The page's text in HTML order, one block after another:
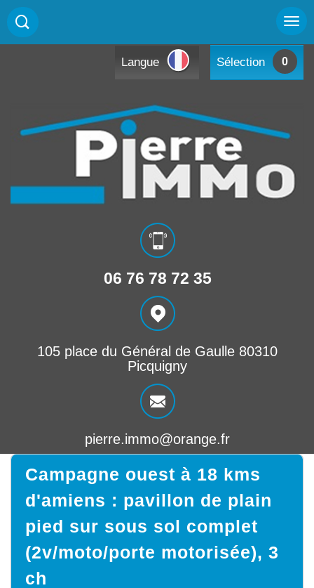
Langue Sélection 0
06 76 78 72 35
105 place du Général de Gaulle 80310
Picquigny
pierre.immo@orange.fr
campagne ouest à 18 kms
d'amiens : pavillon de plain
pied sur sous sol complet
(2v/moto/porte motorisée), 3
ch